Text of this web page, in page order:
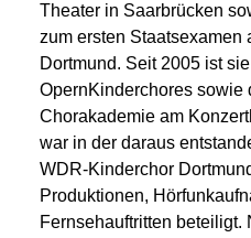
Theater in Saarbrücken
zum ersten Staatsexamen
Dortmund. Seit 2005 ist
OpernKinderchores sowie
Chorakademie am
war in der daraus
WDR-Kinderchor
Produktionen,
Fernsehauftritten beteiligt.